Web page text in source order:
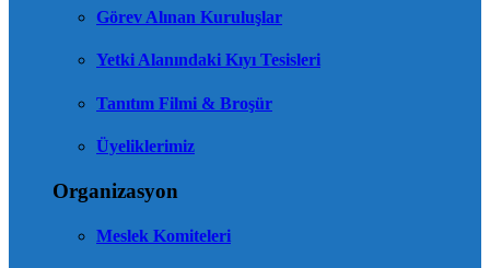
Görev Alınan Kuruluşlar
Yetki Alanındaki Kıyı Tesisleri
Tanıtım Filmi & Broşür
Üyeliklerimiz
Organizasyon
Meslek Komiteleri